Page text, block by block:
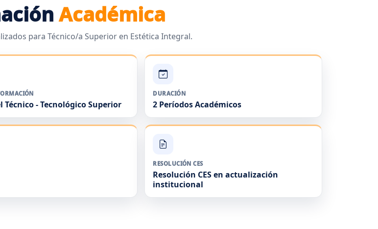
Académica
para Técnico/a Superior en Estética Integral.
Técnico - Tecnológico Superior
DURACIÓN
2 Períodos Académicos
RESOLUCIÓN CES
Resolución CES en actualización
institucional